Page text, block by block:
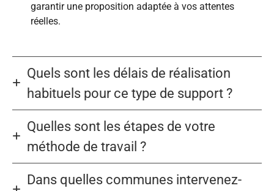
garantir une proposition adaptée à vos attentes
réelles.
Quels sont les délais de réalisation
habituels pour ce type de support ?
Quelles sont les étapes de votre
méthode de travail ?
Dans quelles communes intervenez-